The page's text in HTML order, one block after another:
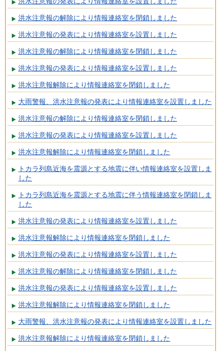
洪水注意報の解除により情報連絡室を閉鎖しました
洪水注意報の発表により情報連絡室を設置しました
洪水注意報の解除により情報連絡室を閉鎖しました
洪水注意報の発表により情報連絡室を設置しました
洪水注意報解除により情報連絡室を閉鎖しました
大雨警報、洪水注意報の発表により情報連絡室を設置しました
洪水注意報の解除により情報連絡室を閉鎖しました
洪水注意報の発表により情報連絡室を設置しました
洪水注意報解除により情報連絡室を閉鎖しました
トカラ列島近海を震源とする地震に伴い情報連絡室を設置しま
した
トカラ列島近海を震源とする地震に伴う情報連絡室を閉鎖しま
した
洪水注意報の発表により情報連絡室を設置しました
洪水注意報解除により情報連絡室を閉鎖しました
洪水注意報の発表により情報連絡室を設置しました
洪水注意報の解除により情報連絡室を閉鎖しました
洪水注意報の発表により情報連絡室を設置しました
洪水注意報解除により情報連絡室を閉鎖しました
大雨警報、洪水注意報の発表により情報連絡室を設置しました
洪水注意報解除により情報連絡室を閉鎖しました